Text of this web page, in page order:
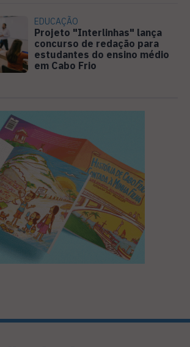
EDUCAÇÃO
Projeto "Interlinhas" lança
concurso de redação para
estudantes do ensino médio
em Cabo Frio